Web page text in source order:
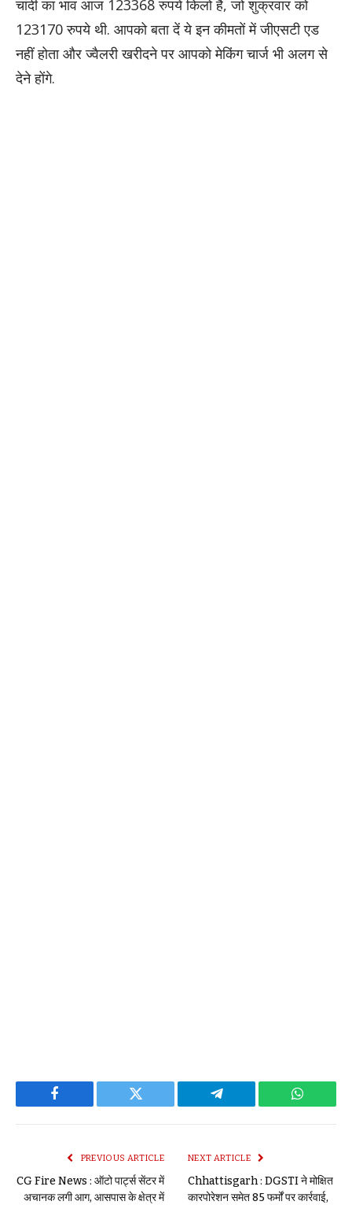
चांदी का भाव आज 123368 रुपये किलो है, जो शुक्रवार को
123170 रुपये थी. आपको बता दें ये इन कीमतों में जीएसटी एड
नहीं होता और ज्वैलरी खरीदने पर आपको मेकिंग चार्ज भी अलग से
देने होंगे.
Facebook Twitter Telegram
PREVIOUS ARTICLE
CG Fire News : ऑटो पार्ट्स सेंटर में
अचानक लगी आग, आसपास के क्षेत्र में
NEXT ARTICLE
Chhattisgarh : DGSTI ने मोक्षित
कारपोरेशन समेत 85 फर्मों पर कार्रवाई,